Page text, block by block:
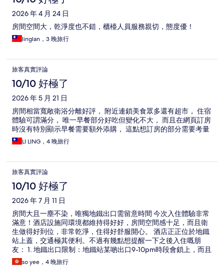
2026 年 4 月 24 日
房間空間大，乾淨度也不錯，櫃檯人員服務親切，態度優！
linglan，3 晚旅行
旅客真實評論
10/10 好極了
2026 年 5 月 21 日
房間相當寬敞衛浴分離好評， 附近連鎖美食眾多還有超市， 住宿
體驗可謂滿分， 唯一早餐部分好吃但變化不大， 而且在網頁訂房
時沒有特別顯示早餐需要額外添購， 這點想訂房的部分需要考量
LI LING，4 晚旅行
旅客真實評論
10/10 好極了
2026 年 7 月 11 日
房間大且一塵不染，唯獨地鐵出口需留意時間 今次入住體驗非常
滿意！酒店設施同環境都維持得好好，房間空間感十足，而且衛
生做得好到位，非常乾淨，住得好舒服開心。 酒店正正位於地鐵
站上蓋，交通極其便利。不過有幾點想提醒一下之後入住嘅朋
友： 1. 地鐵出口限制：地鐵站某啲出口9-10pm時段會鎖上，而且
部分出口並無設置電梯（Lift）。如果有大型行李或同行有長者，
出入時要特別留意時間同出口方向。 2. 車程轉換：如果主要行程
so yee，4 晚旅行